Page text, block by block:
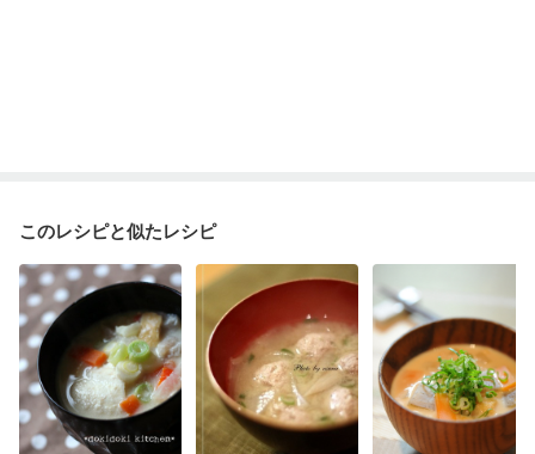
このレシピと似たレシピ